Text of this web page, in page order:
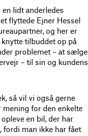
lidt anderledes
flyttede Ejner Hessel
og her er
tilbuddet op på
problemet – at sælge
– til sin og kundens
så vil vi også gerne
for den enkelte
en bil, der har
man ikke har fået